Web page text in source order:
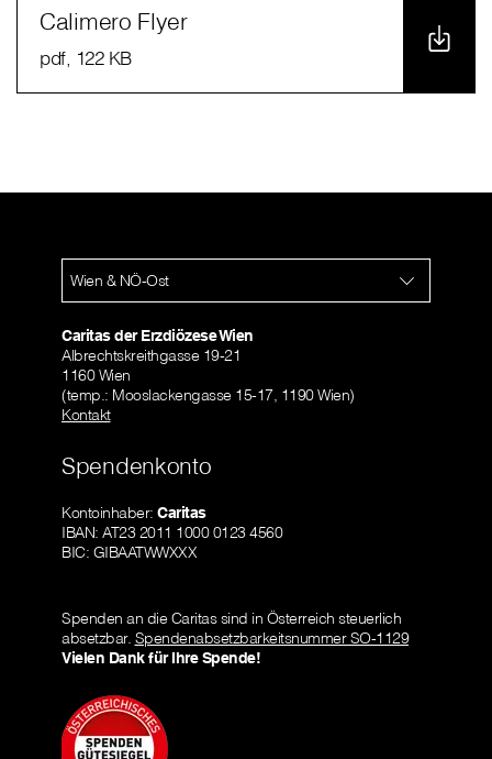
Calimero Flyer
pdf, 122 KB
Wien & NÖ-Ost
Caritas der Erzdiözese Wien
Albrechtskreithgasse 19-21
1160 Wien
(temp.: Mooslackengasse 15-17, 1190 Wien)
Kontakt
Spendenkonto
Kontoinhaber: Caritas
IBAN: AT23 2011 1000 0123 4560
BIC: GIBAATWWXXX
Spenden an die Caritas sind in Österreich steuerlich
absetzbar. Spendenabsetzbarkeitsnummer SO-1129
Vielen Dank für Ihre Spende!